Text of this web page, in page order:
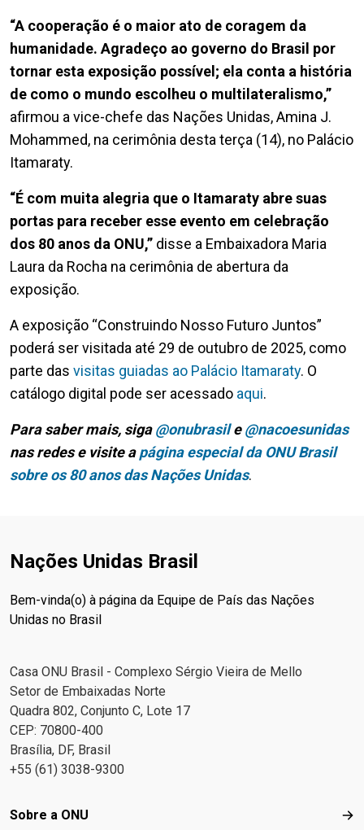
“A cooperação é o maior ato de coragem da
humanidade. Agradeço ao governo do Brasil por
tornar esta exposição possível; ela conta a história
de como o mundo escolheu o multilateralismo,”
afirmou a vice-chefe das Nações Unidas, Amina J.
Mohammed, na cerimônia desta terça (14), no Palácio
Itamaraty.
“É com muita alegria que o Itamaraty abre suas
portas para receber esse evento em celebração
dos 80 anos da ONU,” disse a Embaixadora Maria
Laura da Rocha na cerimônia de abertura da
exposição.
A exposição “Construindo Nosso Futuro Juntos”
poderá ser visitada até 29 de outubro de 2025, como
parte das visitas guiadas ao Palácio Itamaraty. O
catálogo digital pode ser acessado aqui.
Para saber mais, siga@onubrasile@nacoesunidas
nas redes e visite apágina especial da ONU Brasil
sobre os 80 anos das Nações Unidas.
Nações Unidas Brasil
Bem-vinda(o) à página da Equipe de País das Nações
Unidas no Brasil
Casa ONU Brasil - Complexo Sérgio Vieira de Mello
Setor de Embaixadas Norte
Quadra 802, Conjunto C, Lote 17
CEP: 70800-400
Brasília, DF, Brasil
+55 (61) 3038-9300
Footer menu
Sobre a ONU